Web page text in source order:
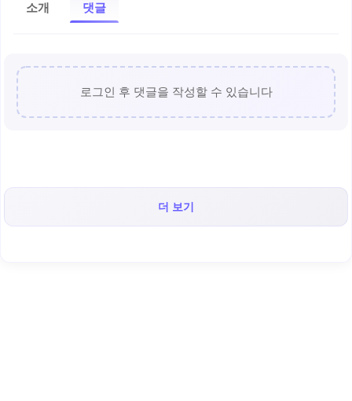
소개 댓글
로그인 후 댓글을 작성할 수 있습니다
더 보기